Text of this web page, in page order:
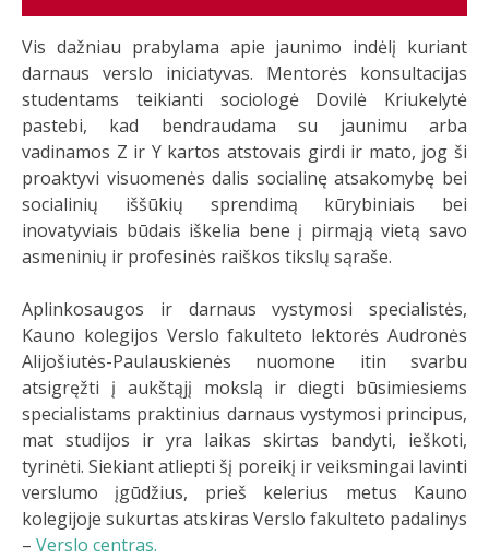
Vis dažniau prabylama apie jaunimo indėlį kuriant
darnaus verslo iniciatyvas. Mentorės konsultacijas
studentams teikianti sociologė Dovilė Kriukelytė
pastebi, kad bendraudama su jaunimu arba
vadinamos Z ir Y kartos atstovais girdi ir mato, jog ši
proaktyvi visuomenės dalis socialinę atsakomybę bei
socialinių iššūkių sprendimą kūrybiniais bei
inovatyviais būdais iškelia bene į pirmąją vietą savo
asmeninių ir profesinės raiškos tikslų sąraše.
Aplinkosaugos ir darnaus vystymosi specialistės,
Kauno kolegijos Verslo fakulteto lektorės Audronės
Alijošiutės-Paulauskienės nuomone itin svarbu
atsigręžti į aukštąjį mokslą ir diegti būsimiesiems
specialistams praktinius darnaus vystymosi principus,
mat studijos ir yra laikas skirtas bandyti, ieškoti,
tyrinėti. Siekiant atliepti šį poreikį ir veiksmingai lavinti
verslumo įgūdžius, prieš kelerius metus Kauno
kolegijoje sukurtas atskiras Verslo fakulteto padalinys
– Verslo centras.